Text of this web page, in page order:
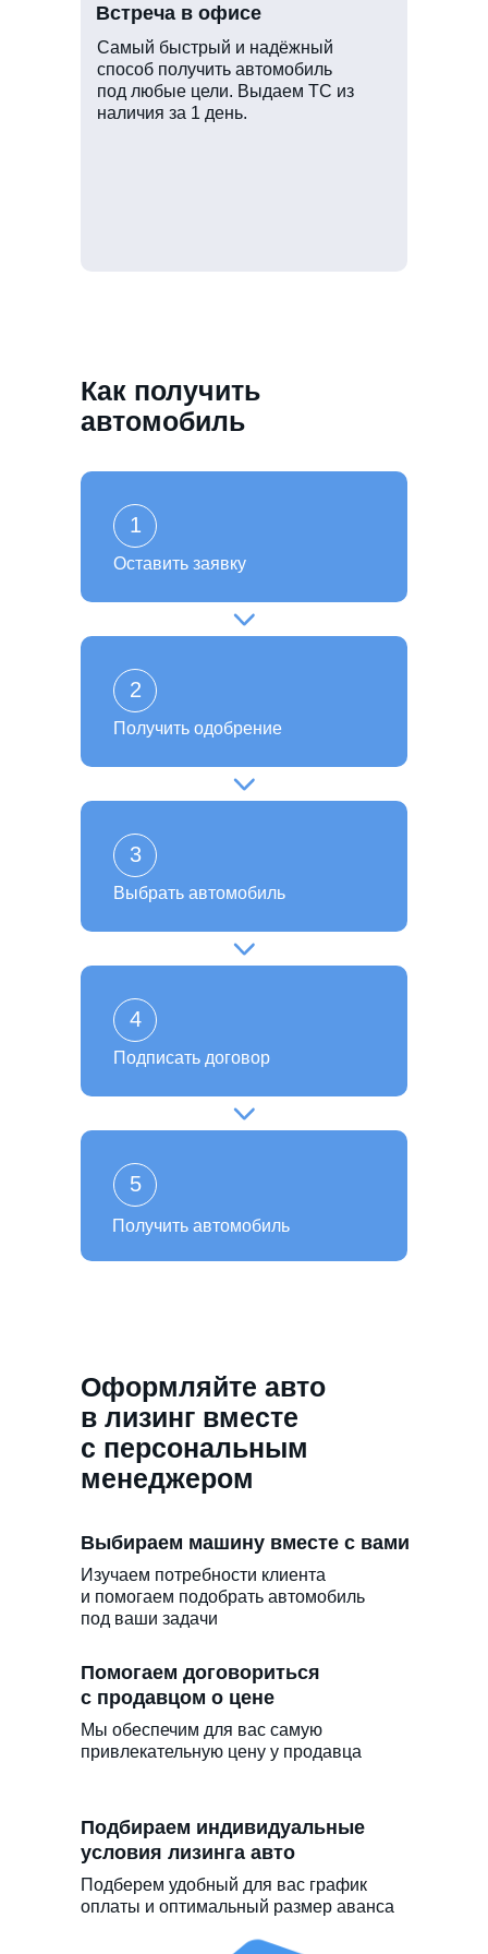
Самый быстрый и надёжный
способ получить автомобиль
под любые цели. Выдаем ТС из
наличия за 1 день.
Встреча в офисе
Как получить
автомобиль
Получить автомобиль
5
Подписать договор
4
Выбрать автомобиль
3
Получить одобрение
2
Оставить заявку
1
Подбираем индивидуальные
условия лизинга авто
Подберем удобный для вас график
оплаты и оптимальный размер аванса
Помогаем договориться
с продавцом о цене
Мы обеспечим для вас самую
привлекательную цену у продавца
Выбираем машину вместе с вами
Изучаем потребности клиента
и помогаем подобрать автомобиль
под ваши задачи
Оформляйте авто
в лизинг вместе
с персональным
менеджером